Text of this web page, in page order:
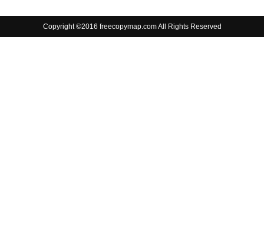
Copyright ©2016 freecopymap.com All Rights Reserved